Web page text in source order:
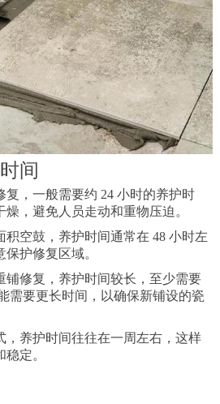
间
复，一般需要约 24 小时的养护时
，避免人员走动和重物压迫。
积空鼓，养护时间通常在 48 小时左
护修复区域。
铺修复，养护时间较长，至少需要
需要更长时间，以确保新铺设的瓷
，养护时间往往在一周左右，这样
定。